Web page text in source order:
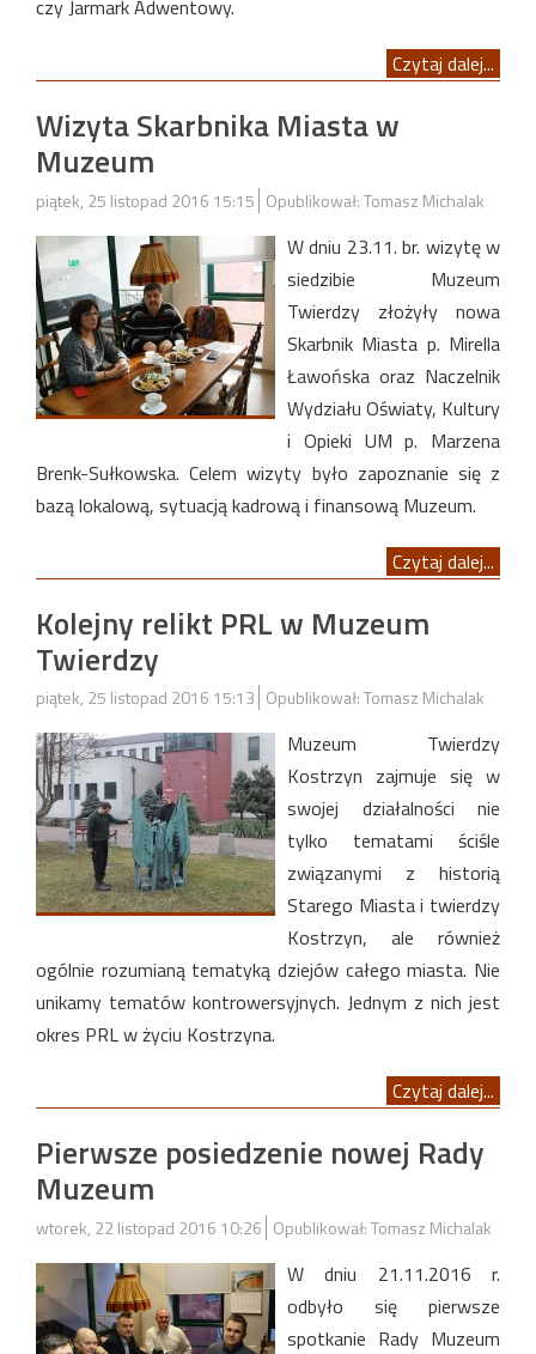
czy Jarmark Adwentowy.
Czytaj dalej...
Wizyta Skarbnika Miasta w
Muzeum
piątek, 25 listopad 2016 15:15 Opublikował: Tomasz Michalak
W dniu 23.11. br. wizytę w
siedzibie Muzeum
Twierdzy złożyły nowa
Skarbnik Miasta p. Mirella
Ławońska oraz Naczelnik
Wydziału Oświaty, Kultury
i Opieki UM p. Marzena
Brenk-Sułkowska. Celem wizyty było zapoznanie się z
bazą lokalową, sytuacją kadrową i finansową Muzeum.
Czytaj dalej...
Kolejny relikt PRL w Muzeum
Twierdzy
piątek, 25 listopad 2016 15:13 Opublikował: Tomasz Michalak
Muzeum Twierdzy
Kostrzyn zajmuje się w
swojej działalności nie
tylko tematami ściśle
związanymi z historią
Starego Miasta i twierdzy
Kostrzyn, ale również
ogólnie rozumianą tematyką dziejów całego miasta. Nie
unikamy tematów kontrowersyjnych. Jednym z nich jest
okres PRL w życiu Kostrzyna.
Czytaj dalej...
Pierwsze posiedzenie nowej Rady
Muzeum
wtorek, 22 listopad 2016 10:26 Opublikował: Tomasz Michalak
W dniu 21.11.2016 r.
odbyło się pierwsze
spotkanie Rady Muzeum